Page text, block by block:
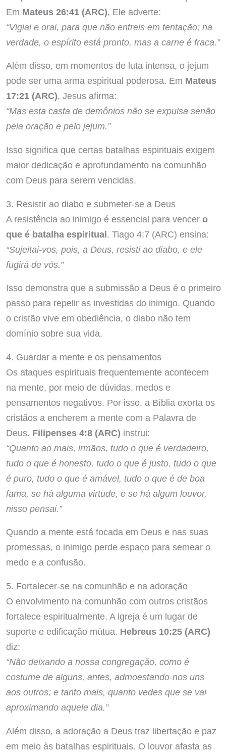
Em Mateus 26:41 (ARC), Ele adverte:
“Vigiai e orai, para que não entreis em tentação; na
verdade, o espírito está pronto, mas a carne é fraca.”
Além disso, em momentos de luta intensa, o jejum
pode ser uma arma espiritual poderosa. Em Mateus
17:21 (ARC), Jesus afirma:
“Mas esta casta de demônios não se expulsa senão
pela oração e pelo jejum.”
Isso significa que certas batalhas espirituais exigem
maior dedicação e aprofundamento na comunhão
com Deus para serem vencidas.
3. Resistir ao diabo e submeter-se a Deus
A resistência ao inimigo é essencial para vencer o
que é batalha espiritual. Tiago 4:7 (ARC) ensina:
“Sujeitai-vos, pois, a Deus, resisti ao diabo, e ele
fugirá de vós.”
Isso demonstra que a submissão a Deus é o primeiro
passo para repelir as investidas do inimigo. Quando
o cristão vive em obediência, o diabo não tem
domínio sobre sua vida.
4. Guardar a mente e os pensamentos
Os ataques espirituais frequentemente acontecem
na mente, por meio de dúvidas, medos e
pensamentos negativos. Por isso, a Bíblia exorta os
cristãos a encherem a mente com a Palavra de
Deus. Filipenses 4:8 (ARC) instrui:
“Quanto ao mais, irmãos, tudo o que é verdadeiro,
tudo o que é honesto, tudo o que é justo, tudo o que
é puro, tudo o que é amável, tudo o que é de boa
fama, se há alguma virtude, e se há algum louvor,
nisso pensai.”
Quando a mente está focada em Deus e nas suas
promessas, o inimigo perde espaço para semear o
medo e a confusão.
5. Fortalecer-se na comunhão e na adoração
O envolvimento na comunhão com outros cristãos
fortalece espiritualmente. A igreja é um lugar de
suporte e edificação mútua. Hebreus 10:25 (ARC)
diz:
“Não deixando a nossa congregação, como é
costume de alguns, antes, admoestando-nos uns
aos outros; e tanto mais, quanto vedes que se vai
aproximando aquele dia.”
Além disso, a adoração a Deus traz libertação e paz
em meio às batalhas espirituais. O louvor afasta as